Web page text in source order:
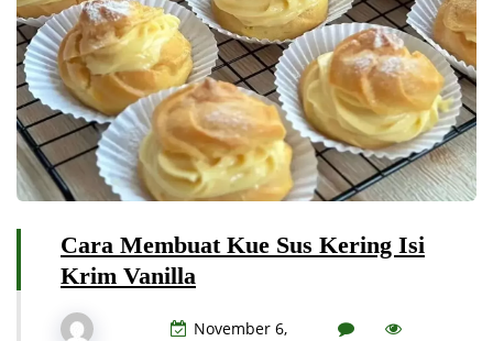
Cara Membuat Kue Sus Kering Isi
Krim Vanilla
November 6,